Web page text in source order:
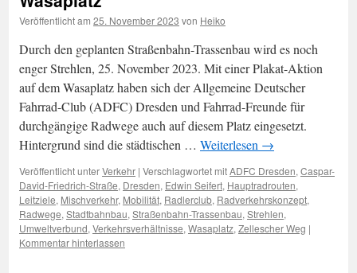
Veröffentlicht am 25. November 2023 von Heiko
Durch den geplanten Straßenbahn-Trassenbau wird es noch
enger Strehlen, 25. November 2023. Mit einer Plakat-Aktion
auf dem Wasaplatz haben sich der Allgemeine Deutscher
Fahrrad-Club (ADFC) Dresden und Fahrrad-Freunde für
durchgängige Radwege auch auf diesem Platz eingesetzt.
Hintergrund sind die städtischen … Weiterlesen →
Veröffentlicht unterVerkehr | Verschlagwortet mitADFC Dresden, Caspar-
David-Friedrich-Straße, Dresden, Edwin Seifert, Hauptradrouten,
Leitziele, Mischverkehr, Mobilität, Radlerclub, Radverkehrskonzept,
Radwege, Stadtbahnbau, Straßenbahn-Trassenbau, Strehlen,
Umweltverbund, Verkehrsverhältnisse, Wasaplatz, Zellescher Weg |
Kommentar hinterlassen